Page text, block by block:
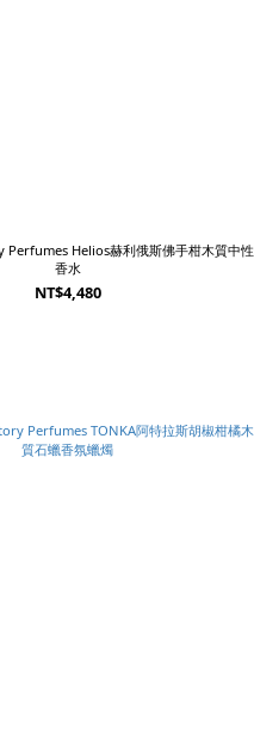
Helios赫利俄斯佛手柑木質中性
香水
NT$4,480